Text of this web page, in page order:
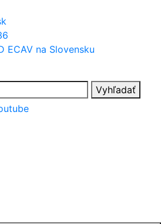
ECAV na Slovensku
Vyhľadať